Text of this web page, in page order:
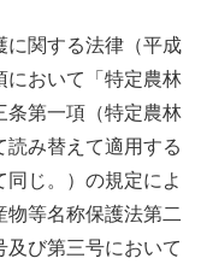
関する法律（平成
において「特定農林
条第一項（特定農林
読み替えて適用する
じ。）の規定によ
物等名称保護法第二
び第三号において